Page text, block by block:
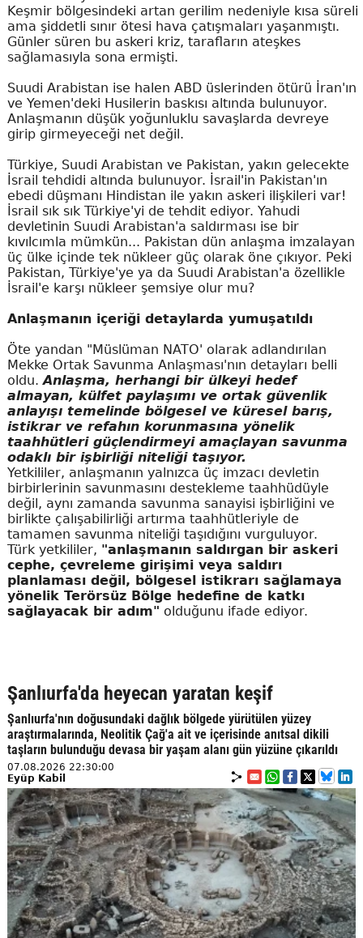
Keşmir bölgesindeki artan gerilim nedeniyle kısa süreli
ama şiddetli sınır ötesi hava çatışmaları yaşanmıştı.
Günler süren bu askeri kriz, tarafların ateşkes
sağlamasıyla sona ermişti.
Suudi Arabistan ise halen ABD üslerinden ötürü İran'ın
ve Yemen'deki Husilerin baskısı altında bulunuyor.
Anlaşmanın düşük yoğunluklu savaşlarda devreye
girip girmeyeceği net değil.
Türkiye, Suudi Arabistan ve Pakistan, yakın gelecekte
İsrail tehdidi altında bulunuyor. İsrail'in Pakistan'ın
ebedi düşmanı Hindistan ile yakın askeri ilişkileri var!
İsrail sık sık Türkiye'yi de tehdit ediyor. Yahudi
devletinin Suudi Arabistan'a saldırması ise bir
kıvılcımla mümkün... Pakistan dün anlaşma imzalayan
üç ülke içinde tek nükleer güç olarak öne çıkıyor. Peki
Pakistan, Türkiye'ye ya da Suudi Arabistan'a özellikle
İsrail'e karşı nükleer şemsiye olur mu?
Anlaşmanın içeriği detaylarda yumuşatıldı
Öte yandan "Müslüman NATO' olarak adlandırılan
Mekke Ortak Savunma Anlaşması'nın detayları belli
oldu.Anlaşma, herhangi bir ülkeyi hedef
almayan, külfet paylaşımı ve ortak güvenlik
anlayışı temelinde bölgesel ve küresel barış,
istikrar ve refahın korunmasına yönelik
taahhütleri güçlendirmeyi amaçlayan savunma
odaklı bir işbirliği niteliği taşıyor.
Yetkililer, anlaşmanın yalnızca üç imzacı devletin
birbirlerinin savunmasını destekleme taahhüdüyle
değil, aynı zamanda savunma sanayisi işbirliğini ve
birlikte çalışabilirliği artırma taahhütleriyle de
tamamen savunma niteliği taşıdığını vurguluyor.
Türk yetkililer, "anlaşmanın saldırgan bir askeri
cephe, çevreleme girişimi veya saldırı
planlaması değil, bölgesel istikrarı sağlamaya
yönelik Terörsüz Bölge hedefine de katkı
sağlayacak bir adım" olduğunu ifade ediyor.
Şanlıurfa'da heyecan yaratan keşif
Şanlıurfa'nın doğusundaki dağlık bölgede yürütülen yüzey
araştırmalarında, Neolitik Çağ'a ait ve içerisinde anıtsal dikili
taşların bulunduğu devasa bir yaşam alanı gün yüzüne çıkarıldı
07.08.2026 22:30:00
Eyüp Kabil